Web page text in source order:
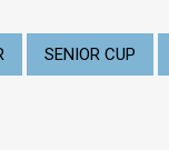
SENIOR CUP